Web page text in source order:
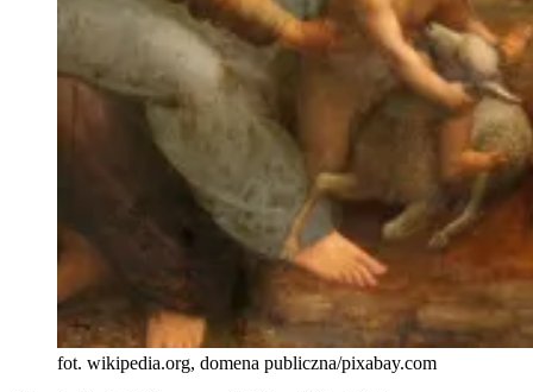
fot. wikipedia.org, domena publiczna/pixabay.com